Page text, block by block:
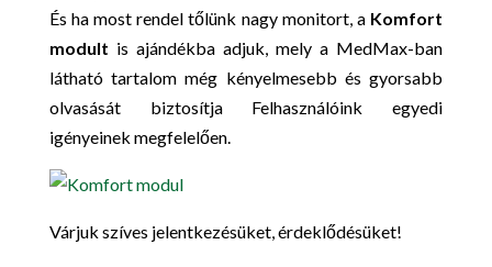
És ha most rendel tőlünk nagy monitort, a Komfort
modult is ajándékba adjuk, mely a MedMax-ban
látható tartalom még kényelmesebb és gyorsabb
olvasását biztosítja Felhasználóink egyedi
igényeinek megfelelően.
Várjuk szíves jelentkezésüket, érdeklődésüket!